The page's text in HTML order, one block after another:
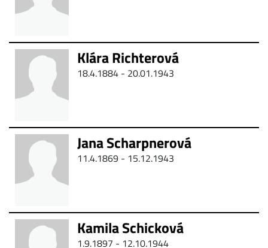
Klára Richterová
18.4.1884 - 20.01.1943
Jana Scharpnerová
11.4.1869 - 15.12.1943
Kamila Schicková
1.9.1897 - 12.10.1944